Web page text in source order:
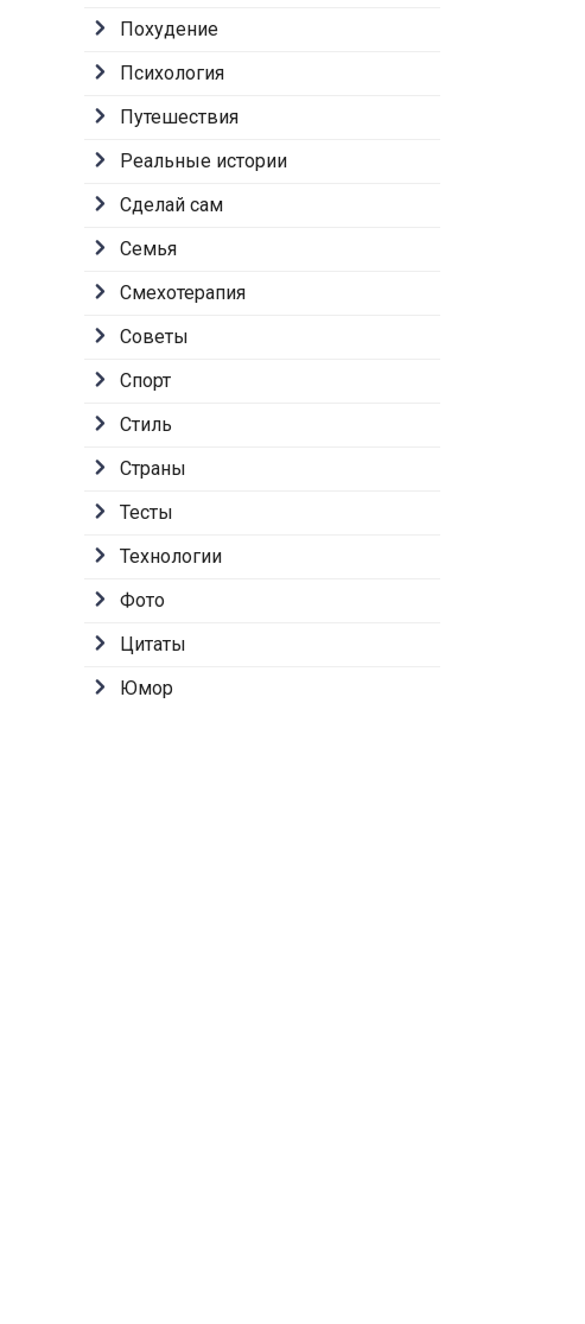
Похудение
Психология
Путешествия
Реальные истории
Сделай сам
Семья
Смехотерапия
Советы
Спорт
Стиль
Страны
Тесты
Технологии
Фото
Цитаты
Юмор